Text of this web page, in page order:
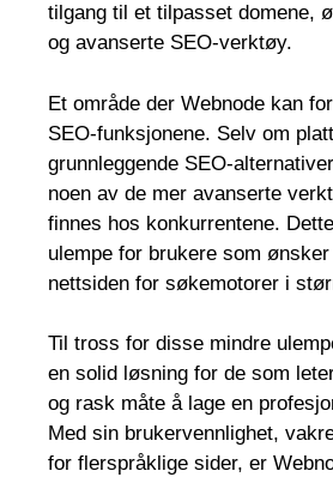
tilgang til et tilpasset domene,
og avanserte SEO-verktøy.
Et område der Webnode kan
SEO-funksjonene. Selv om
grunnleggende SEO-
noen av de mer avanserte
finnes hos konkurrentene.
ulempe for brukere som
nettsiden for søkemotorer i
Til tross for disse mindre
en solid løsning for de som
og rask måte å lage en
Med sin brukervennlighet,
for flerspråklige sider, er